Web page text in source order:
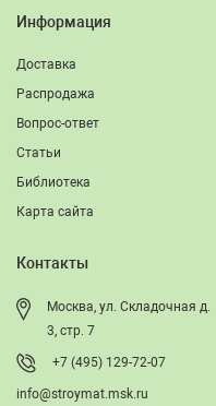
Контакты
Москва, ул. Складочная д.
3, стр. 7
+7 (495) 129-72-07
info@stroymat.msk.ru
Информация
Доставка
Распродажа
Вопрос-ответ
Статьи
Библиотека
Карта сайта